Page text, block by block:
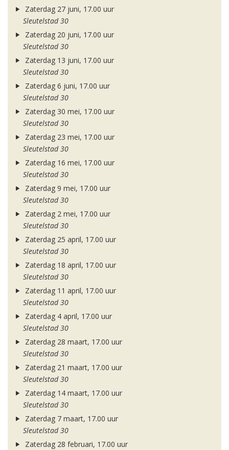
Zaterdag 27 juni, 17.00 uur
Sleutelstad 30
Zaterdag 20 juni, 17.00 uur
Sleutelstad 30
Zaterdag 13 juni, 17.00 uur
Sleutelstad 30
Zaterdag 6 juni, 17.00 uur
Sleutelstad 30
Zaterdag 30 mei, 17.00 uur
Sleutelstad 30
Zaterdag 23 mei, 17.00 uur
Sleutelstad 30
Zaterdag 16 mei, 17.00 uur
Sleutelstad 30
Zaterdag 9 mei, 17.00 uur
Sleutelstad 30
Zaterdag 2 mei, 17.00 uur
Sleutelstad 30
Zaterdag 25 april, 17.00 uur
Sleutelstad 30
Zaterdag 18 april, 17.00 uur
Sleutelstad 30
Zaterdag 11 april, 17.00 uur
Sleutelstad 30
Zaterdag 4 april, 17.00 uur
Sleutelstad 30
Zaterdag 28 maart, 17.00 uur
Sleutelstad 30
Zaterdag 21 maart, 17.00 uur
Sleutelstad 30
Zaterdag 14 maart, 17.00 uur
Sleutelstad 30
Zaterdag 7 maart, 17.00 uur
Sleutelstad 30
Zaterdag 28 februari, 17.00 uur